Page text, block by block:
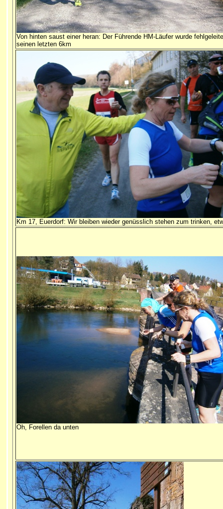
Von hinten saust einer heran: Der Führende HM-Läufer wurde
seinen letzten 6km
Km 17, Euerdorf: Wir bleiben wieder genüsslich stehen zum trinken,
Oh, Forellen da unten